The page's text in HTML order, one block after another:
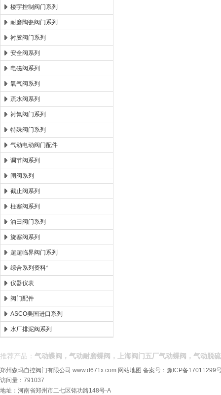
楼宇控制阀门系列
耐磨陶瓷阀门系列
衬胶阀门系列
安全阀系列
电磁阀系列
氧气阀系列
疏水阀系列
衬氟阀门系列
特殊阀门系列
气动电动阀门配件
调节阀系列
闸阀系列
截止阀系列
柱塞阀系列
油田阀门系列
旋塞阀系列
超超临界阀门系列
综合系列资料*
仪器仪表
阀门配件
ASCO美国进口系列
水厂排泥阀系列
推荐产品： 气动蝶阀，气动耐磨蝶阀，上海阀门五厂气动蝶阀，气动脱
郑州森玛自控阀门有限公司 www.d671x.com 网站地图 备案号： 豫ICP备17011299
访问量：791037
地址：河南省郑州市二七区铭功路148号-A